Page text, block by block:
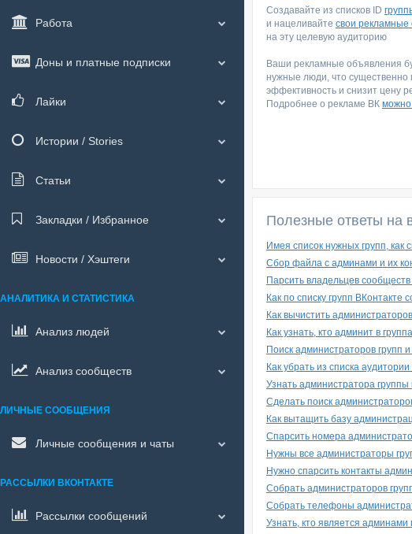
Создавайте из списков ID
и нацеливайте свои рекламные
на эту целевую аудиторию
Ваши рекламные объявления
нужные люди, что существенно
эффективность и снизит цену
Подробнее о рекламе ВК можно
Полезные ответы на
Имея список нужных групп, как
Сбор файла с админами и их
Парсить владельцев
Как по списку групп ВКонтакте
Как вычистить
Как узнать, кто админит в
Поиск администраторов групп
Как убрать из списка
Узнать администратора группы
Сделать поиск
Как вытащить базу
Спарсить номера
Нужны все администраторы
Нужно спарсить контакты
Собрать администраторов
Собрать телефоны
Узнать, кто является админами
Работа
Доны и платные подписки
Лайки
Истории / Stories
Статьи
Закладки / Избранное
Новости / Хэштеги
АНАЛИТИКА И СТАТИСТИКА
Анализ людей
Анализ сообществ
ЛИЧНЫЕ СООБЩЕНИЯ
Личные сообщения и чаты
РАССЫЛКИ ВКОНТАКТЕ
Рассылки сообщений